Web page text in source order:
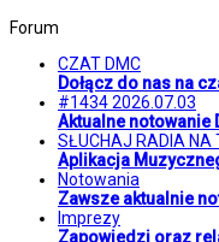
Forum
CZAT DMC
Dołącz do nas na
#1434 2026.07.03
Aktualne notowanie
SŁUCHAJ RADIA NA
Aplikacja
Notowania
Zawsze aktualnie
Imprezy
Zapowiedzi oraz